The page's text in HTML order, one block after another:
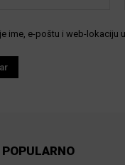
ime, e-poštu i web-lokaciju
POPULARNO